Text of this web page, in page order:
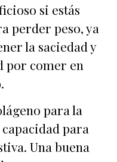
si estás
perder peso, ya
la saciedad y
por comer en
para la
para
Una buena